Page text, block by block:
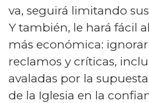
va, seguirá limitando
Y también, le hará fácil
más económica:
reclamos y críticas,
avaladas por la
de la Iglesia en la